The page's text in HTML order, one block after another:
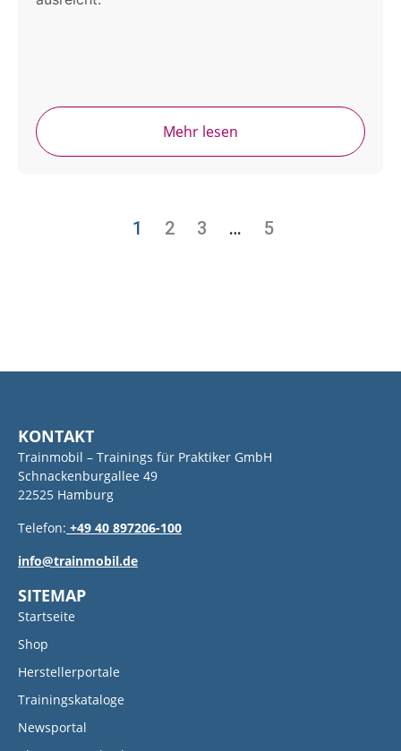
Mehr lesen
1 2 3 … 5
KONTAKT
Trainmobil – Trainings für Praktiker GmbH
Schnackenburgallee 49
22525 Hamburg
Telefon: +49 40 897206-100
info@trainmobil.de
SITEMAP
Startseite
Shop
Herstellerportale
Trainingskataloge
Newsportal